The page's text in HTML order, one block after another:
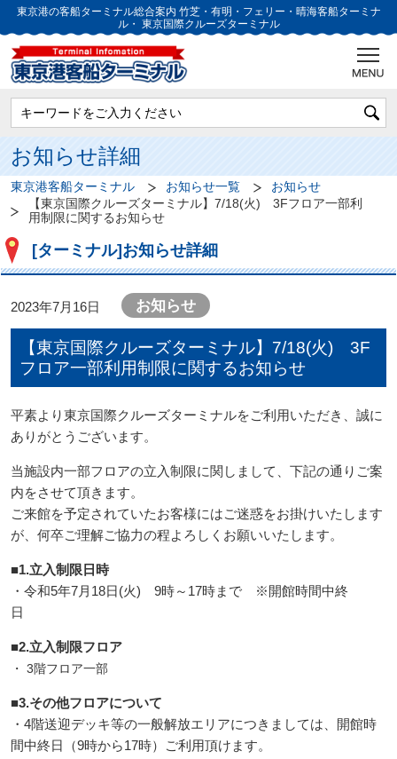
東京港の客船ターミナル総合案内 竹芝・有明・フェリー・晴海客船ターミナ
ル・ 東京国際クルーズターミナル
お知らせ詳細
東京港客船ターミナル お知らせ一覧
お知らせ
【東京国際クルーズターミナル】7/18(火) 3Fフロア一部利
用制限に関するお知らせ
[ターミナル]お知らせ詳細
2023年7月16日 お知らせ
【東京国際クルーズターミナル】7/18(火) 3F
フロア一部利用制限に関するお知らせ
平素より東京国際クルーズターミナルをご利用いただき、誠に
ありがとうございます。
当施設内一部フロアの立入制限に関しまして、下記の通りご案
内をさせて頂きます。
ご来館を予定されていたお客様にはご迷惑をお掛けいたします
が、何卒ご理解ご協力の程よろしくお願いいたします。
■1.立入制限日時
・令和5年7月18日(火) 9時～17時まで ※開館時間中終
日
■2.立入制限フロア
・ 3階フロア一部
■3.その他フロアについて
・4階送迎デッキ等の一般解放エリアにつきましては、開館時
間中終日（9時から17時）ご利用頂けます。